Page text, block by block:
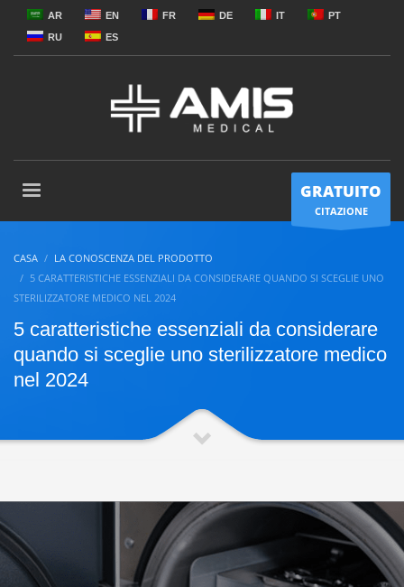
AR EN FR DE IT
PT
RU
ES
GRATUITO
CITAZIONE
CASA
LA CONOSCENZA DEL PRODOTTO
5 CARATTERISTICHE ESSENZIALI DA CONSIDERARE QUANDO SI SCEGLIE UNO
STERILIZZATORE MEDICO NEL 2024
5 caratteristiche essenziali da considerare
quando si sceglie uno sterilizzatore medico
nel 2024